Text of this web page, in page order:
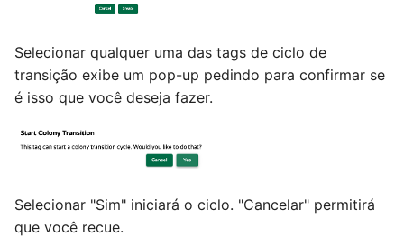
Selecionar qualquer uma das tags de ciclo de
transição exibe um pop-up pedindo para confirmar se
é isso que você deseja fazer.
Selecionar "Sim" iniciará o ciclo. "Cancelar" permitirá
que você recue.